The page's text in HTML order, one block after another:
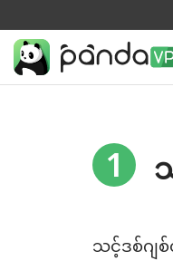
1
သင့်ဒစ်ဂျ